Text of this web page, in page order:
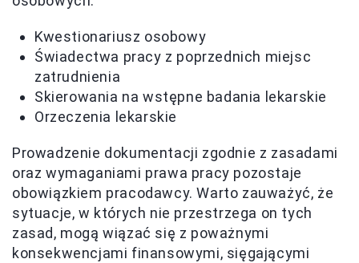
Kwestionariusz osobowy
Świadectwa pracy z poprzednich miejsc
zatrudnienia
Skierowania na wstępne badania lekarskie
Orzeczenia lekarskie
Prowadzenie dokumentacji zgodnie z zasadami
oraz wymaganiami prawa pracy pozostaje
obowiązkiem pracodawcy. Warto zauważyć, że
sytuacje, w których nie przestrzega on tych
zasad, mogą wiązać się z poważnymi
konsekwencjami finansowymi, sięgającymi